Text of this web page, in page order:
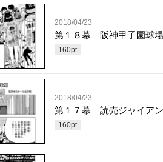
2018/04/23
第１８幕 阪神甲子園球場
160pt
2018/04/23
第１７幕 読売ジャイア
160pt